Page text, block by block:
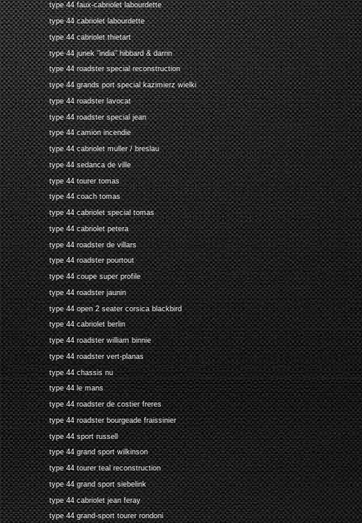
type 44 faux-cabriolet labourdette
type 44 cabriolet labourdette
type 44 cabriolet thietart
type 44 junek "india" hibbard & darrin
type 44 roadster special reconstruction
type 44 grands port special kazimierz wielki
type 44 roadster lavocat
type 44 roadster special jean
type 44 camion incendie
type 44 cabriolet muller / breslau
type 44 sedanca de ville
type 44 tourer tomas
type 44 coach tomas
type 44 cabriolet special tomas
type 44 cabriolet petera
type 44 roadster de villars
type 44 roadster pourtout
type 44 coupe super profile
type 44 roadster jaunin
type 44 open 2 seater corsica blackbird
type 44 cabriolet berlin
type 44 roadster william binnie
type 44 roadster vert-planas
type 44 chassis nu
type 44 le mans
type 44 roadster de costier freres
type 44 roadster bourgeade fraissinier
type 44 sport russell
type 44 grand sport wilkinson
type 44 tourer teal reconstruction
type 44 grand sport siebelink
type 44 cabriolet jean feray
type 44 grand-sport tourer rondoni